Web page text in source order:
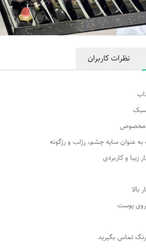
نظرات کاربران
سبک
مخصوص
به عنوان سایه چشم، رژلب و رژگونه
زیبا و کاربردی
بالا
پوست
تماس بگیرید